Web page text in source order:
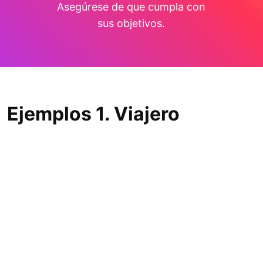
Asegúrese de que cumpla con
sus objetivos.
Ejemplos 1. Viajero